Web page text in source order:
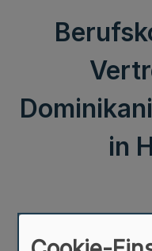
in
der